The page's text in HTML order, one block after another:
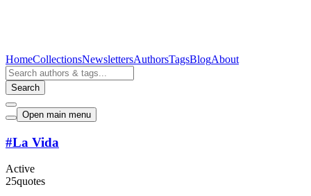
HomeCollectionsNewslettersAuthorsTagsBlogAbout
Search
Open main menu
#La Vida
Active
25quotes